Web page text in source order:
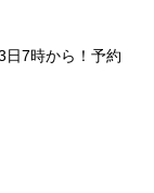
日7時から！予約